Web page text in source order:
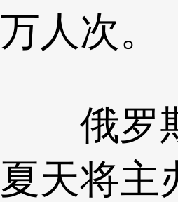
万人次。
俄罗
夏天将主